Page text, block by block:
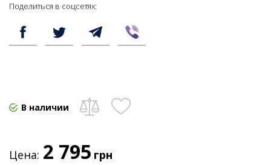
Поделиться в соцсетях:
В наличии
Цена: 2 795 грн